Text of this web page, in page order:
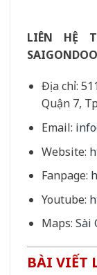
LIÊN HỆ
Địa chỉ:
Quận 7,
Email:
Website:
Fanpage:
Youtube:
Maps: Sài
BÀI VIẾT